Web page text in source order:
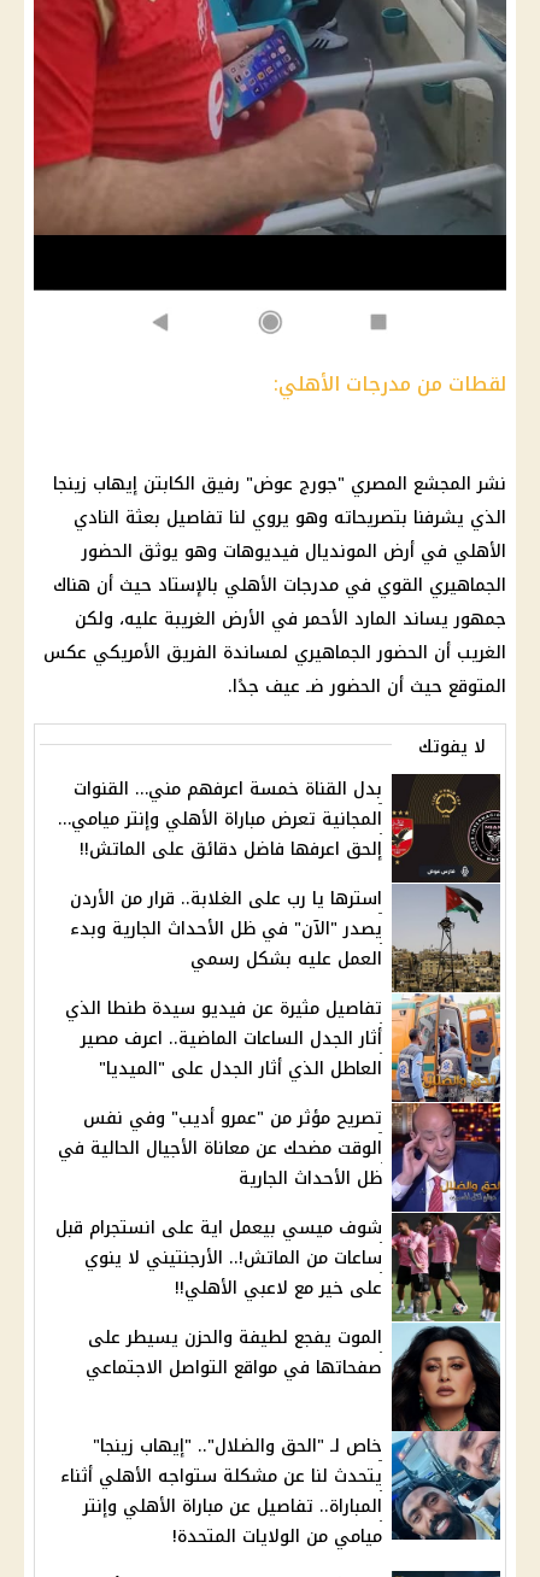
لقطات من مدرجات الأهلي:
نشر المجشع المصري "جورج عوض" رفيق الكابتن إيهاب زينجا
الذي يشرفنا بتصريحاته وهو يروي لنا تفاصيل بعثة النادي
الأهلي في أرض المونديال فيديوهات وهو يوثق الحضور
الجماهيري القوي في مدرجات الأهلي بالإستاد حيث أن هناك
جمهور يساند المارد الأحمر في الأرض الغريبة عليه، ولكن
الغريب أن الحضور الجماهيري لمساندة الفريق الأمريكي عكس
المتوقع حيث أن الحضور ضـ عيف جدًا.
لا يفوتك
بدل القناة خمسة اعرفهم مني… القنوات
المجانية تعرض مباراة الأهلي وإنتر ميامي…
إلحق اعرفها فاضل دقائق على الماتش!!
استرها يا رب على الغلابة.. قرار من الأردن
يصدر "الآن" في ظل الأحداث الجارية وبدء
العمل عليه بشكل رسمي
تفاصيل مثيرة عن فيديو سيدة طنطا الذي
أثار الجدل الساعات الماضية.. اعرف مصير
العاطل الذي أثار الجدل على "الميديا"
تصريح مؤثر من "عمرو أديب" وفي نفس
الوقت مضحك عن معاناة الأجيال الحالية في
ظل الأحداث الجارية
شوف ميسي بيعمل اية على انستجرام قبل
ساعات من الماتش!.. الأرجنتيني لا ينوي
على خير مع لاعبي الأهلي!!
الموت يفجع لطيفة والحزن يسيطر على
صفحاتها في مواقع التواصل الاجتماعي
خاص لـ "الحق والضلال".. "إيهاب زينجا"
يتحدث لنا عن مشكلة ستواجه الأهلي أثناء
المباراة.. تفاصيل عن مباراة الأهلي وإنتر
ميامي من الولايات المتحدة!